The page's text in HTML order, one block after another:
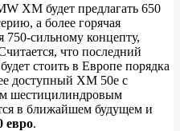
XM будет предлагать 650
а более горячая
сильному концепту,
что последний
стоить в Европе порядка
доступный XM 50e с
шестицилиндровым
в ближайшем будущем и
евро.